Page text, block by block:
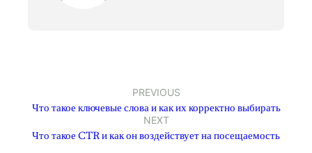
PREVIOUS
Что такое ключевые слова и как их корректно выбирать
NEXT
Что такое CTR и как он воздействует на посещаемость